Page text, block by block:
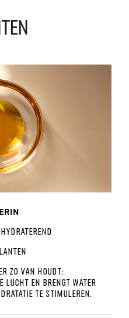
Hydraterend
zo van houdt:
lucht en brengt water
te stimuleren.